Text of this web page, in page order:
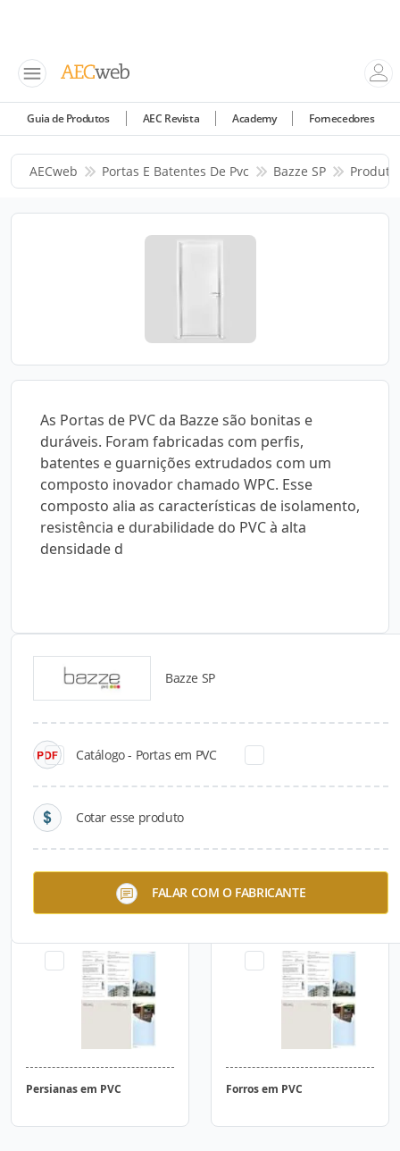
Guia de Produtos AEC Revista Academy Fornecedores
AECweb Portas E Batentes De Pvc Bazze SP
As Portas de PVC da Bazze são bonitas e
duráveis. Foram fabricadas com perfis,
batentes e guarnições extrudados com um
composto inovador chamado WPC. Esse
composto alia as características de isolamento,
resistência e durabilidade do PVC à alta
densidade d
Bazze SP
Catálogo - Portas em PVC
Cotar esse produto
FALAR COM O FABRICANTE
Catálogos para Download
Linha Europa - Bazze SP
Persianas em PVC Forros em PVC